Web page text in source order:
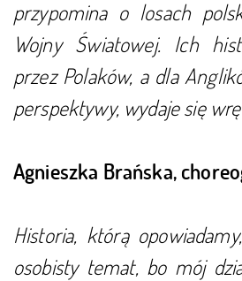
przypomina o losach
Wojny Światowej. Ich
przez Polaków, a dla
perspektywy, wydaje się
Agnieszka Brańska,
Historia, którą
osobisty temat, bo mój